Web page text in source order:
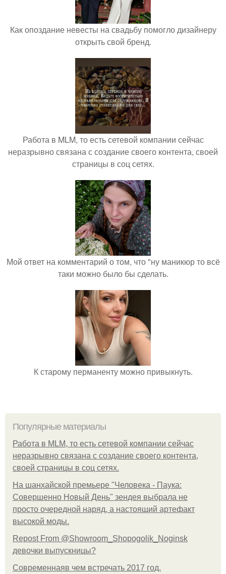
Как опоздание невесты на свадьбу помогло дизайнеру
открыть свой бренд.
Работа в MLM, то есть сетевой компании сейчас
неразрывно связана с создание своего контента, своей
страницы в соц сетях.
Мой ответ на комментарий о том, что "ну маникюр то всё
таки можно было бы сделать.
К старому перманенту можно привыкнуть.
Популярные материалы
Работа в MLM, то есть сетевой компании сейчас
неразрывно связана с создание своего контента,
своей страницы в соц сетях.
На шанхайской премьере "Человека - Паука:
Совершенно Новый День" зендея выбрала не
просто очередной наряд, а настоящий артефакт
высокой моды.
Repost From @Showroom_Shopogolik_Noginsk
девочки выпускницы?
Современнаяв чем встречать 2017 год.